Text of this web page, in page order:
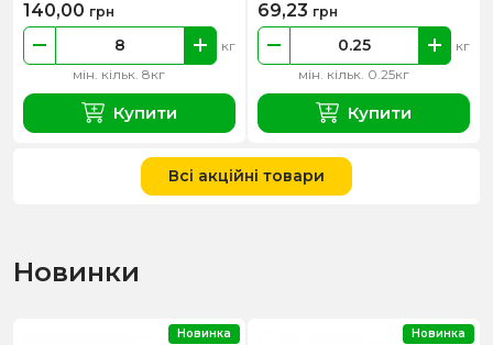
мін. кільк. 8кг
кг
140,00 грн
Купити
мін. кільк. 0.25кг
кг
69,23 грн
Купити
Всі акційні товари
Новинки
Новинка Новинка